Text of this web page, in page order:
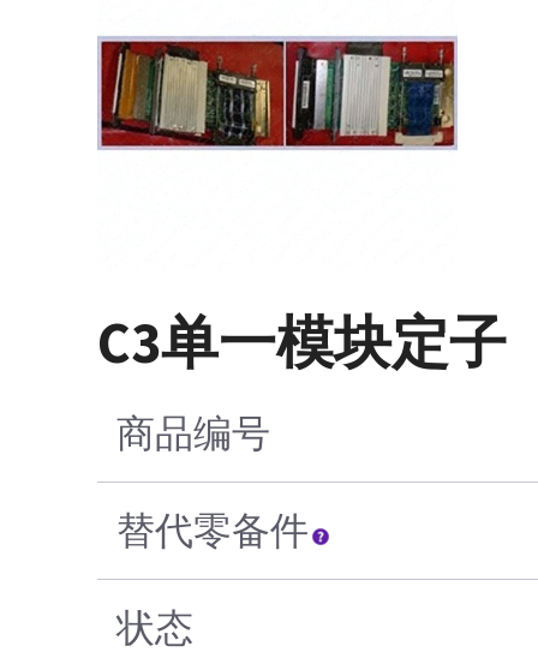
C3单一模块定子
商品编号
替代零备件
状态